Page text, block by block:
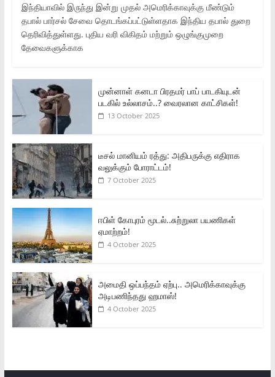
இந்தியாவில் இருந்து இன்று முதல் அமெரிக்காவுக்கு மீண்டும்
தபால் பார்சல் சேவை தொடங்கப்பட்டுள்ளதாக இந்திய தபால் துறை
தெரிவித்துள்ளது. புதிய வரி விகிதம் மற்றும் ஒழுங்குமுறை
தேவைகளுக்காக
முன்னாள் கனடா பிரதமர் பாப் பாடகியுடன்
படகில் உல்லாசம்..? வைரலான காட்சிகள்!
13 October 2025
டீசல் மானியம் ரத்து: அதிபருக்கு எதிராக
வலுக்கும் போராட்டம்!
7 October 2025
ஈபிள் கோபுரம் மூடல்..சுற்றுலா பயணிகள்
ஏமாற்றம்!
4 October 2025
அமைதி ஒப்பந்தம் ஏற்பு.. அமெரிக்காவுக்கு
அடிபணிந்தது ஹமாஸ்!
4 October 2025